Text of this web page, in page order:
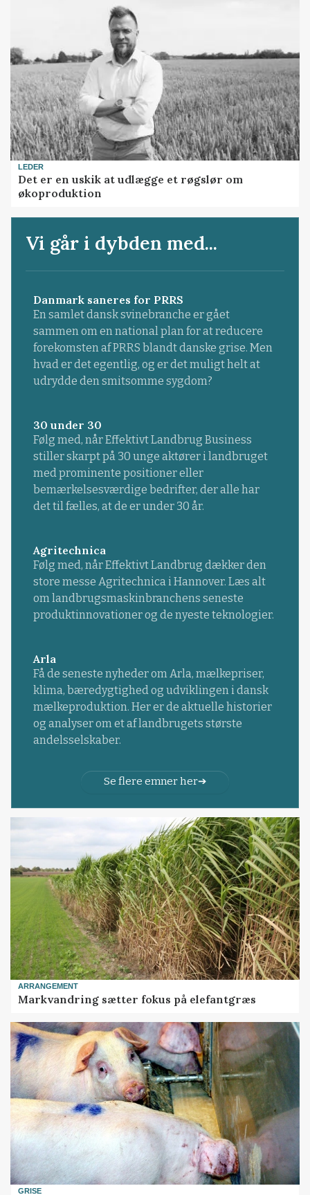
LEDER
Det er en uskik at udlægge et røgslør om
økoproduktion
Vi går i dybden med...
Danmark saneres for PRRS
En samlet dansk svinebranche er gået
sammen om en national plan for at reducere
forekomsten af PRRS blandt danske grise. Men
hvad er det egentlig, og er det muligt helt at
udrydde den smitsomme sygdom?
30 under 30
Følg med, når Effektivt Landbrug Business
stiller skarpt på 30 unge aktører i landbruget
med prominente positioner eller
bemærkelsesværdige bedrifter, der alle har
det til fælles, at de er under 30 år.
Agritechnica
Følg med, når Effektivt Landbrug dækker den
store messe Agritechnica i Hannover. Læs alt
om landbrugsmaskinbranchens seneste
produktinnovationer og de nyeste teknologier.
Arla
Få de seneste nyheder om Arla, mælkepriser,
klima, bæredygtighed og udviklingen i dansk
mælkeproduktion. Her er de aktuelle historier
og analyser om et af landbrugets største
andelsselskaber.
Se flere emner her
ARRANGEMENT
Markvandring sætter fokus på elefantgræs
GRISE